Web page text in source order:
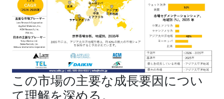
この市場の主要な成長要因につい
て理解を深める。